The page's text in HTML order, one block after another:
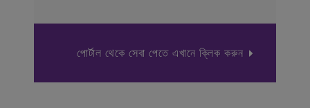
পোর্টাল থেকে সেবা পেতে এখানে ক্লিক করুন